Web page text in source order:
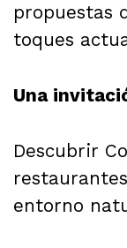
propuestas
toques
Una
Descubrir
entorno